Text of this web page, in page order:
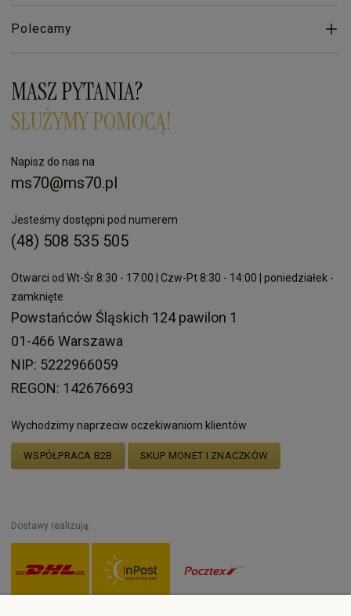
Polecamy
MASZ PYTANIA?
SŁUŻYMY POMOCĄ!
Napisz do nas na
ms70@ms70.pl
Jesteśmy dostępni pod numerem
(48) 508 535 505
Otwarci od Wt-Śr 8:30 - 17:00 | Czw-Pt 8:30 - 14:00 | poniedziałek -
zamknięte
Powstańców Śląskich 124 pawilon 1
01-466 Warszawa
NIP: 5222966059
REGON: 142676693
Wychodzimy naprzeciw oczekiwaniom klientów
WSPÓŁPRACA B2B SKUP MONET I ZNACZKÓW
Dostawy realizują: